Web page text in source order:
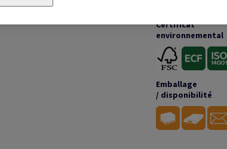
Certificat
environnemental
Emballage
/ disponibilité